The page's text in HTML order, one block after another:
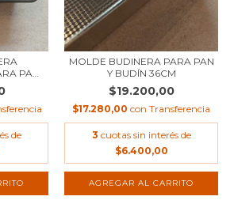
PAN
de
MOLDE BUDINERA PARA PAN
Y BUDÍN 36CM
$19.200,00
$17.280,00 con Transferencia
3 cuotas sin interés de
$6.400,00